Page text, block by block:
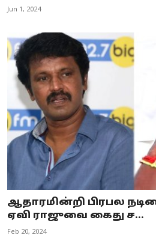
Jun 1, 2024
ஆதாரமின்றி பிரபல
ஏவி ராஜுவை கைது ச...
Feb 20, 2024